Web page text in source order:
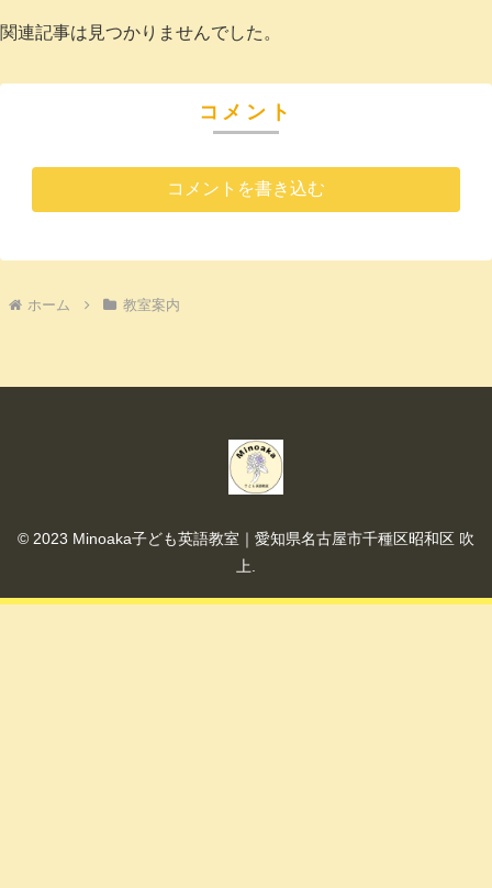
関連記事は見つかりませんでした。
コメント
コメントを書き込む
ホーム 教室案内
© 2023 Minoaka子ども英語教室｜愛知県名古屋市千種区昭和区 吹
上.